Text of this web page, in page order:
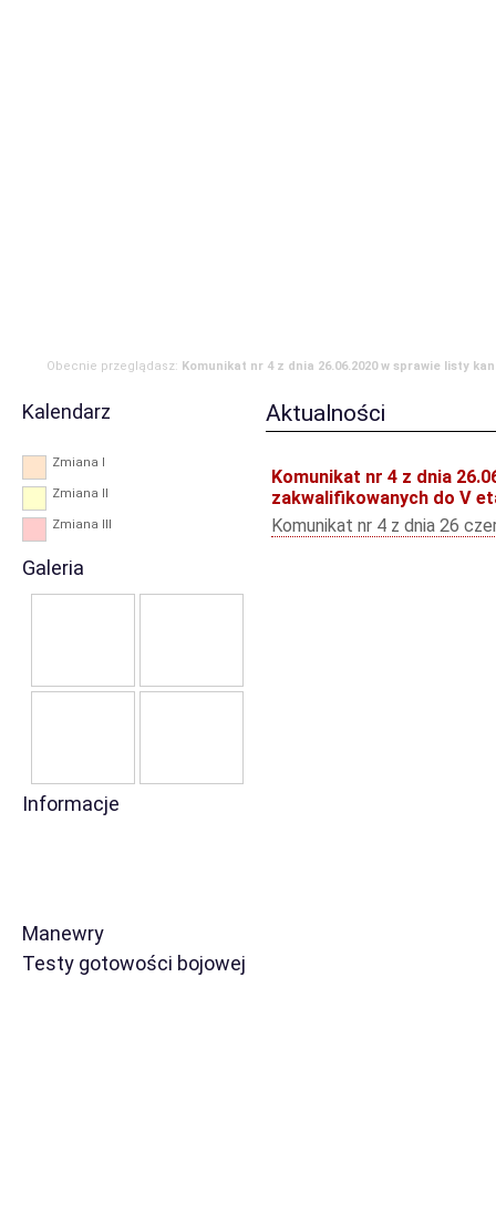
Obecnie przeglądasz: Komunikat nr 4 z dnia 26.06.2020 w sprawie listy
Kalendarz
Zmiana I
Zmiana II
Zmiana III
Galeria
Informacje
Manewry
Testy gotowości bojowej
Aktualności
Komunikat nr 4 z dnia
zakwalifikowanych do V
Komunikat nr 4 z dnia 26